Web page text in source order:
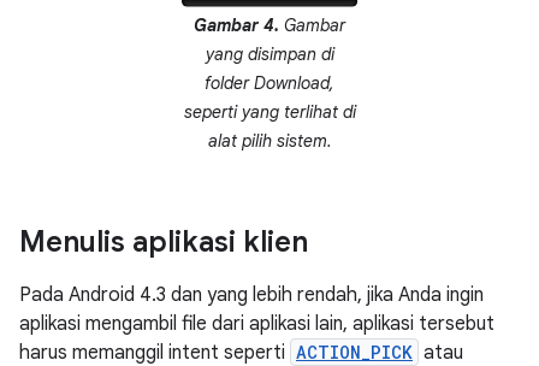
Gambar 4. Gambar
yang disimpan di
folder Download,
seperti yang terlihat di
alat pilih sistem.
Menulis aplikasi klien
Pada Android 4.3 dan yang lebih rendah, jika Anda ingin
aplikasi mengambil file dari aplikasi lain, aplikasi tersebut
harus memanggil intent seperti ACTION_PICK atau